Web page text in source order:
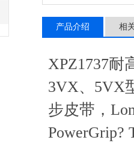
产品介绍 相
XPZ1737耐
3VX、5VX
步皮带，
PowerGrip?